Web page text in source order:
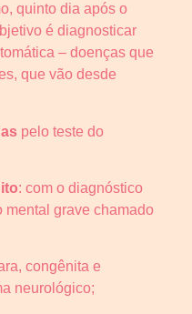
quinto dia após o
é diagnosticar
– doenças que
que vão desde
pelo teste do
: com o diagnóstico
mental grave chamado
congênita e
neurológico;